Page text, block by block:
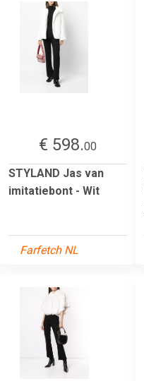
€ 598.00
STYLAND Jas van
imitatiebont - Wit
Farfetch NL